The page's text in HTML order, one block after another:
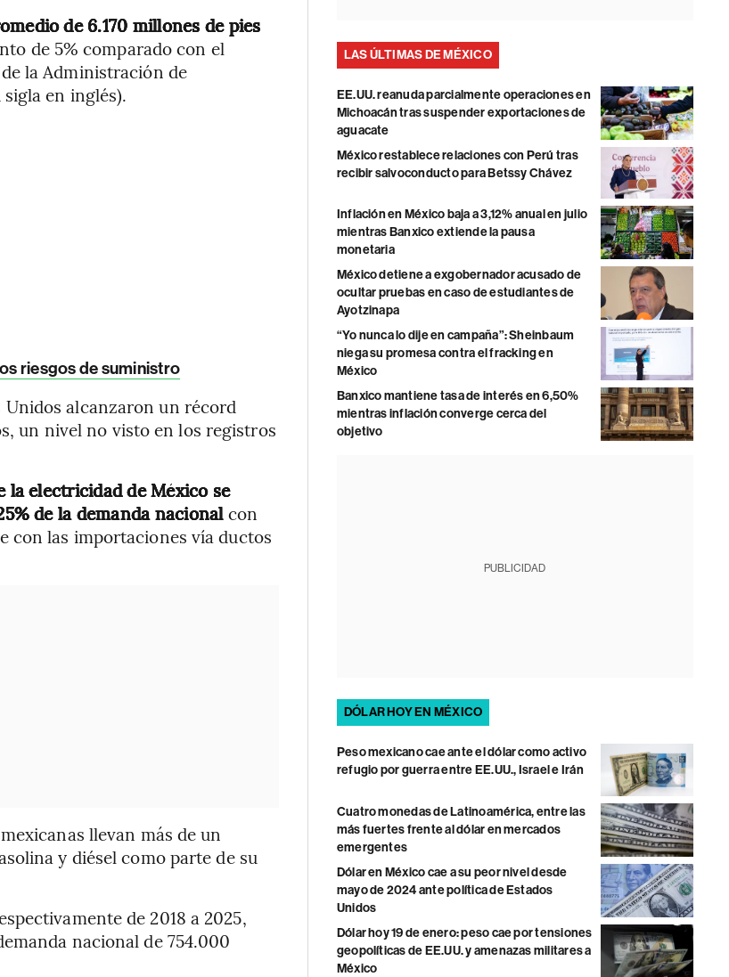
de 6.170 millones de pies
de 5% comparado con el
la Administración de
en inglés).
riesgos de suministro
Unidos alcanzaron un récord
un nivel no visto en los registros
la electricidad de México se
de la demanda nacionalcon
con las importaciones vía ductos
llevan más de un
y diésel como parte de su
de 2018 a 2025,
nacional de 754.000
LAS ÚLTIMAS DE MÉXICO
EE.UU. reanuda parcialmente operaciones en
Michoacán tras suspender exportaciones de
aguacate
México restablece relaciones con Perú tras
recibir salvoconducto para Betssy Chávez
Inflación en México baja a 3,12% anual en julio
mientras Banxico extiende la pausa
monetaria
México detiene a exgobernador acusado de
ocultar pruebas en caso de estudiantes de
Ayotzinapa
“Yo nunca lo dije en campaña”: Sheinbaum
niega su promesa contra el fracking en
México
Banxico mantiene tasa de interés en 6,50%
mientras inflación converge cerca del
objetivo
PUBLICIDAD
DÓLAR HOY EN MÉXICO
Peso mexicano cae ante el dólar como activo
refugio por guerra entre EE.UU., Israel e Irán
Cuatro monedas de Latinoamérica, entre las
más fuertes frente al dólar en mercados
emergentes
Dólar en México cae a su peor nivel desde
mayo de 2024 ante política de Estados
Unidos
Dólar hoy 19 de enero: peso cae por tensiones
geopolíticas de EE.UU. y amenazas militares a
México